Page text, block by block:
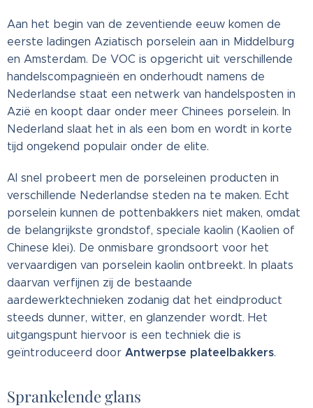
Aan het begin van de zeventiende eeuw komen de
eerste ladingen Aziatisch porselein aan in Middelburg
en Amsterdam. De VOC is opgericht uit verschillende
handelscompagnieën en onderhoudt namens de
Nederlandse staat een netwerk van handelsposten in
Azië en koopt daar onder meer Chinees porselein. In
Nederland slaat het in als een bom en wordt in korte
tijd ongekend populair onder de elite.
Al snel probeert men de porseleinen producten in
verschillende Nederlandse steden na te maken. Echt
porselein kunnen de pottenbakkers niet maken, omdat
de belangrijkste grondstof, speciale kaolin (Kaolien of
Chinese klei). De onmisbare grondsoort voor het
vervaardigen van porselein kaolin ontbreekt. In plaats
daarvan verfijnen zij de bestaande
aardewerktechnieken zodanig dat het eindproduct
steeds dunner, witter, en glanzender wordt. Het
uitgangspunt hiervoor is een techniek die is
geïntroduceerd door Antwerpse plateelbakkers.
Sprankelende glans